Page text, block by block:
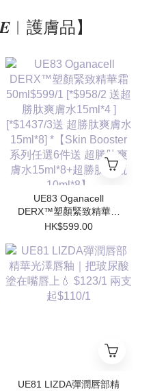
護膚品】
UE83 Oganacell
DERX™塑顏緊致精華霜
50ml$599/1 [*$958/2 送
[*$1437/3送 超勝肽爽膚
水15ml*8] *【Skin
Booster 系列任選6件送
超勝肽爽膚水15ml*8+超
勝肽安瓶10ml*8】
HK$599.00
UE81 LIZDA彈潤唇部精